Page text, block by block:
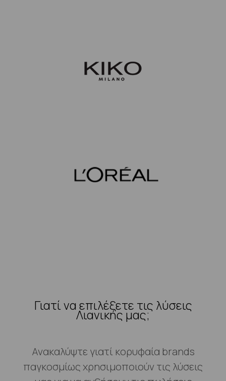
Γιατί να επιλέξετε τις λύσεις
Λιανικής μας;
Ανακαλύψτε γιατί κορυφαία brands
παγκοσμίως χρησιμοποιούν τις λύσεις